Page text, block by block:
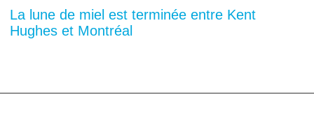
La lune de miel est terminée entre Kent
Hughes et Montréal